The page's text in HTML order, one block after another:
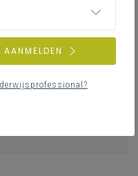
documenten,